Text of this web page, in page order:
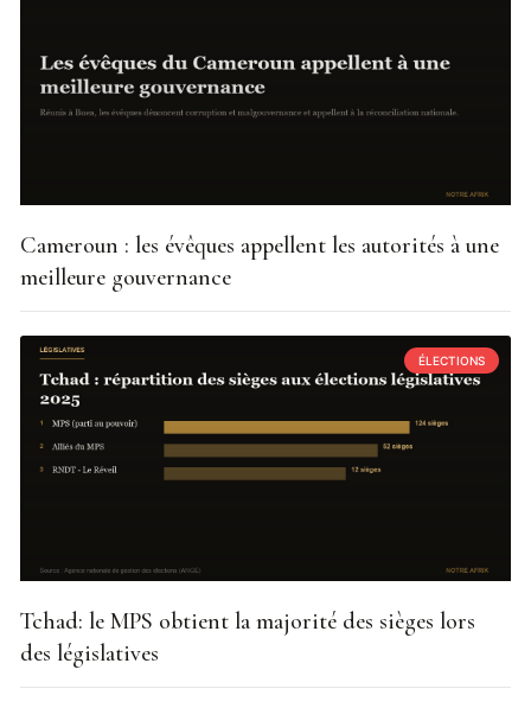
Cameroun : les évêques appellent les autorités à une
meilleure gouvernance
ÉLECTIONS
Tchad: le MPS obtient la majorité des sièges lors
des législatives